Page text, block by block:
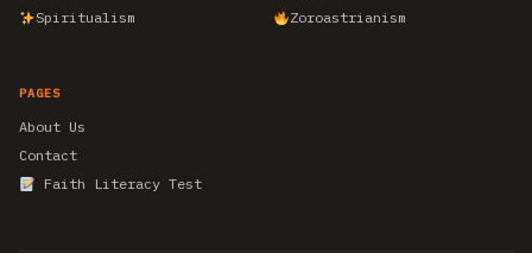
Spiritualism
Zoroastrianism
PAGES
About Us
Contact
Faith Literacy Test